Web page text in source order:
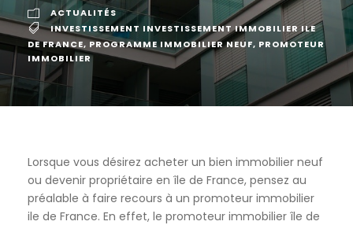
ACTUALITÉS
INVESTISSEMENT INVESTISSEMENT IMMOBILIER ILE
DE FRANCE, PROGRAMME IMMOBILIER NEUF, PROMOTEUR
IMMOBILIER
Lorsque vous désirez acheter un bien immobilier neuf
ou devenir propriétaire en île de France, pensez au
préalable à faire recours à un promoteur immobilier
ile de France. En effet, le promoteur immobilier île de